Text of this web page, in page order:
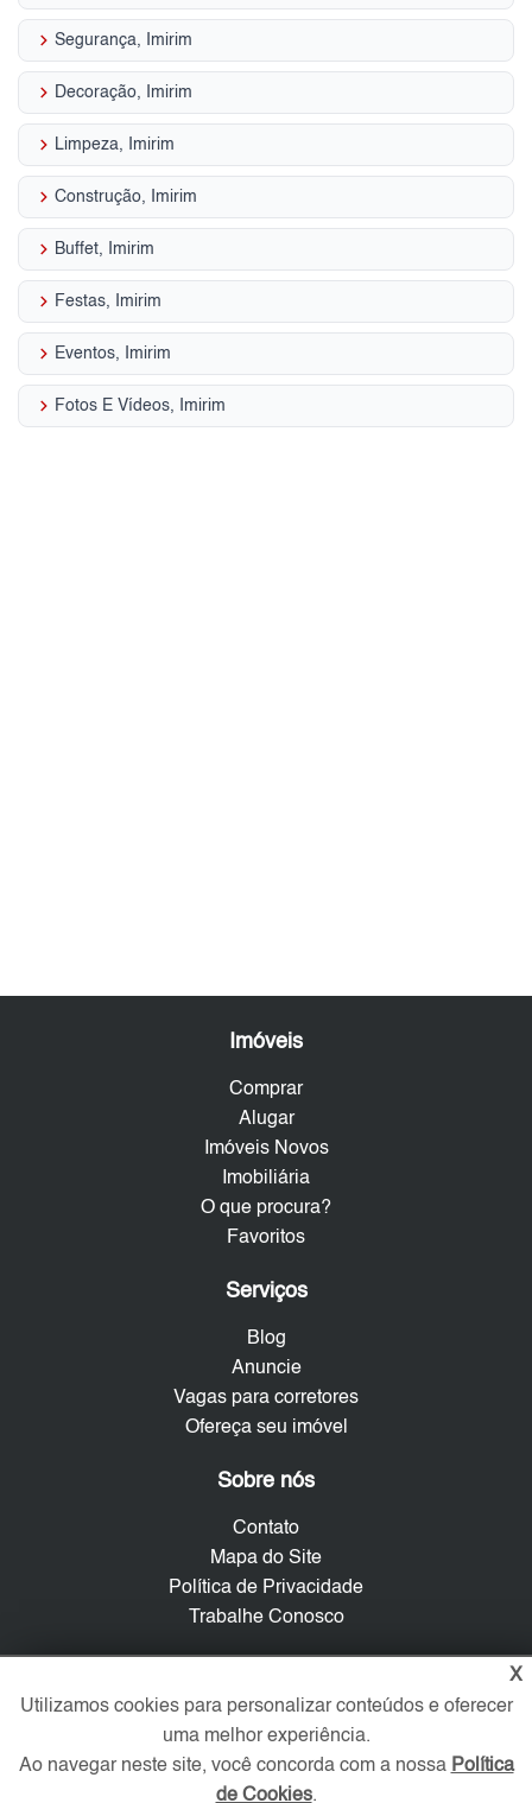
keyboard_arrow_right Segurança, Imirim
keyboard_arrow_right Decoração, Imirim
keyboard_arrow_right Limpeza, Imirim
keyboard_arrow_right Construção, Imirim
keyboard_arrow_right Buffet, Imirim
keyboard_arrow_right Festas, Imirim
keyboard_arrow_right Eventos, Imirim
keyboard_arrow_right Fotos E Vídeos, Imirim
Imóveis
Comprar
Alugar
Imóveis Novos
Imobiliária
O que procura?
Favoritos
Serviços
Blog
Anuncie
Vagas para corretores
Ofereça seu imóvel
Sobre nós
Contato
Mapa do Site
Política de Privacidade
Trabalhe Conosco
Redes Sociais
X
Utilizamos cookies para personalizar conteúdos e oferecer
uma melhor experiência.
Ao navegar neste site, você concorda com a nossa Política
de Cookies.